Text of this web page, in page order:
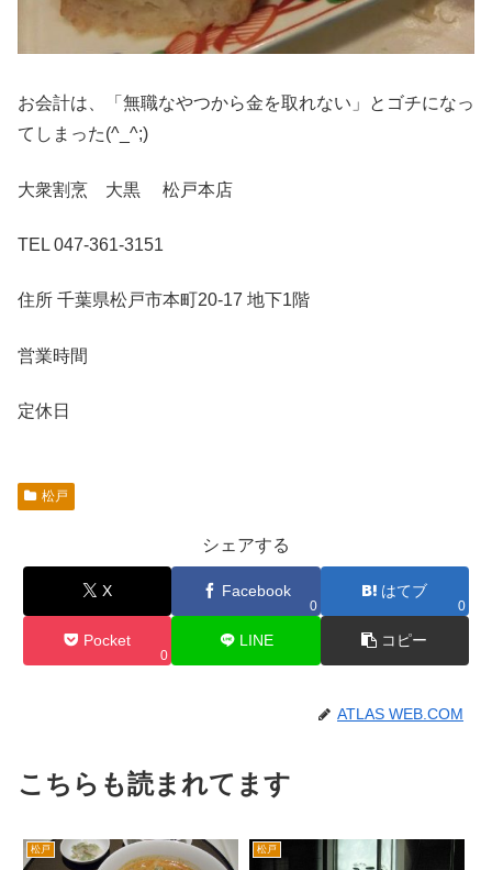
お会計は、「無職なやつから金を取れない」とゴチになっ
てしまった(^_^;)
大衆割烹 大黒 松戸本店
TEL 047-361-3151
住所 千葉県松戸市本町20-17 地下1階
営業時間
定休日
松戸
シェアする
X Facebook
0
はてブ
0
Pocket
0
LINE コピー
ATLAS WEB.COM
こちらも読まれてます
松戸 松戸